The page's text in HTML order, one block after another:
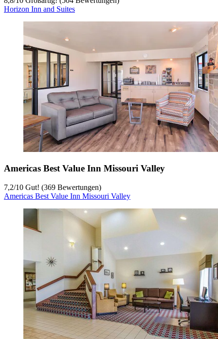
Horizon Inn and Suites
Americas Best Value Inn Missouri Valley
7,2/10 Gut! (369 Bewertungen)
Americas Best Value Inn Missouri Valley